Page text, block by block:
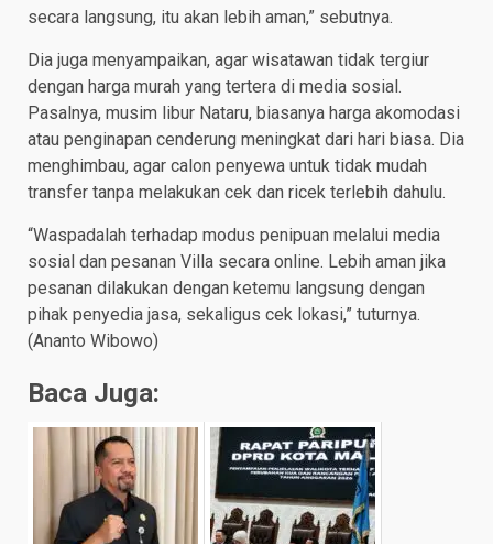
secara langsung, itu akan lebih aman,” sebutnya.
Dia juga menyampaikan, agar wisatawan tidak tergiur
dengan harga murah yang tertera di media sosial.
Pasalnya, musim libur Nataru, biasanya harga akomodasi
atau penginapan cenderung meningkat dari hari biasa. Dia
menghimbau, agar calon penyewa untuk tidak mudah
transfer tanpa melakukan cek dan ricek terlebih dahulu.
“Waspadalah terhadap modus penipuan melalui media
sosial dan pesanan Villa secara online. Lebih aman jika
pesanan dilakukan dengan ketemu langsung dengan
pihak penyedia jasa, sekaligus cek lokasi,” tuturnya.
(Ananto Wibowo)
Baca Juga: